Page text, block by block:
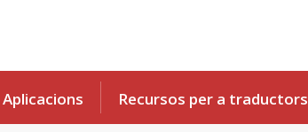
Aplicacions Recursos per a traductors